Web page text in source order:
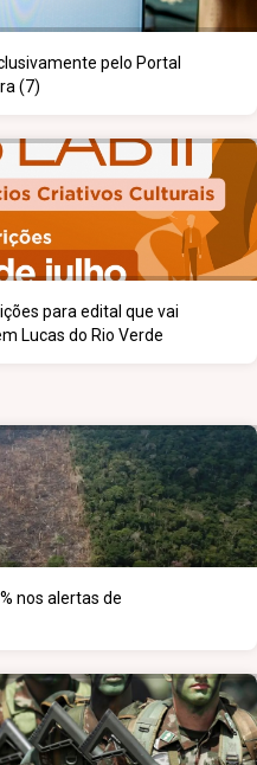
pelo Portal
(7)
para edital que vai
Lucas do Rio Verde
nos alertas de